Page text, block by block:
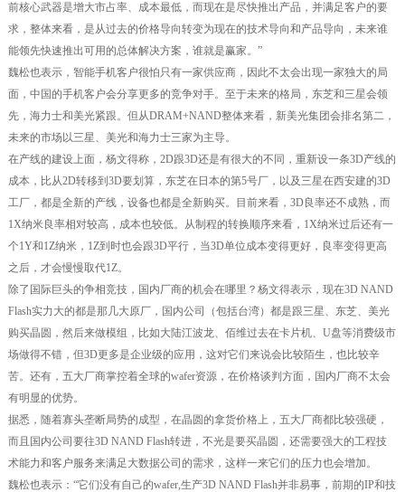
前核心武器是增大市占率、成本最低，而现在是尽快推出产品，并满足客户的要
求，整体来看，是从过去的价格导向转变为现在的技术导向和产品导向，未来谁
能领先快速推出可用的总体解决方案，谁就是赢家。”
魏松也表示，智能手机客户很怕只有一家供应商，因此不太会出现一家独大的局
面，中国的手机客户会分享更多的竞争对手。至于未来的格局，东芝和三星会领
先，海力士和美光紧跟。但从DRAM+NAND整体来看，新美光集团会排名第二，
未来的市场以三星、美光和海力士三家为主导。
在产线的建设上面，杨文得称，2D跟3D还是有很大的不同，重新设一条3D产线的
成本，比从2D转移到3D要划算，东芝在日本的第5号厂，以及三星在西安建的3D
工厂，都是全新的产线，设备也都是全新购买。目前来看，3D良率还不成熟，而
1X纳米良率相对较高，成本也较低。从制程的转换顺序来看，1X纳米过后还有一
个1Y和1Z纳米，1Z到时也会跟3D平行，当3D单位成本变得更好，良率变得更高
之后，才会慢慢取代1Z。
除了国际巨头的争相竞技，国内厂商的机会在哪里？杨文得表示，现在3D NAND
Flash实力大的都是那几大原厂，国内公司（包括台湾）都是跟三星、东芝、美光
购买晶圆，然后来做模组，比如大陆江波龙、佰维过去在卡片机、U盘等消费级市
场做得不错，但3D更多是企业级的应用，这对它们来说会比较陌生，也比较辛
苦。还有，五大厂商掌控着全球的wafer资源，在价格谈判方面，国内厂商不太会
有明显的优势。
据悉，随着寡头垄断局势的成型，在晶圆的拿货价格上，五大厂商都比较强硬，
而且国内公司要往3D NAND Flash转进，不光是要买晶圆，还需要强大的工程技
术能力和客户服务来满足大数据公司的需求，这样一来它们的压力也会增加。
魏松也表示：“它们没有自己的wafer,生产3D NAND Flash并非易事，前期的IP和技